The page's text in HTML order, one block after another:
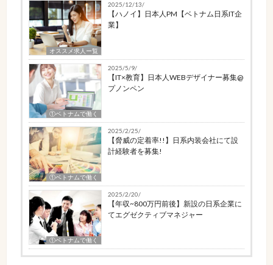
オススメ求人ー覧
2025/12/13/
【ハノイ】日本人PM【ベトナム日系IT企
業】
①ベトナムで働く
2025/5/9/
【IT×教育】日本人WEBデザイナー募集@
プノンペン
①ベトナムで働く
2025/2/25/
【脅威の定着率!!】日系内装会社にて設
計経験者を募集!
①ベトナムで働く
2025/2/20/
【年収~800万円前後】新設の日系企業に
てエグゼクティブマネジャー